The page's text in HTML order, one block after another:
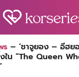
– ‘ชาจูยอง – อีฮย
ใน “The Queen